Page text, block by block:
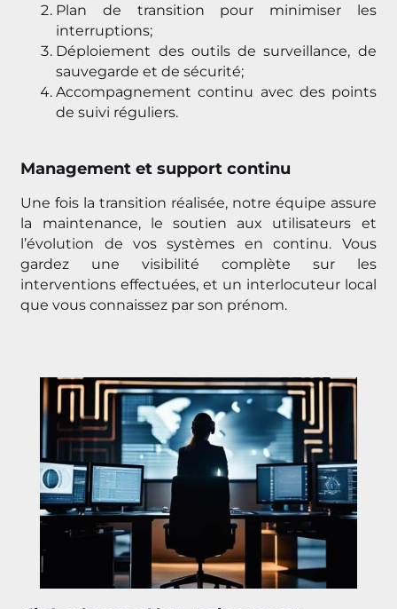
Plan de transition pour minimiser les
interruptions;
Déploiement des outils de surveillance, de
sauvegarde et de sécurité;
Accompagnement continu avec des points
de suivi réguliers.
Management et support continu
Une fois la transition réalisée, notre équipe assure
la maintenance, le soutien aux utilisateurs et
l’évolution de vos systèmes en continu. Vous
gardez une visibilité complète sur les
interventions effectuées, et un interlocuteur local
que vous connaissez par son prénom.